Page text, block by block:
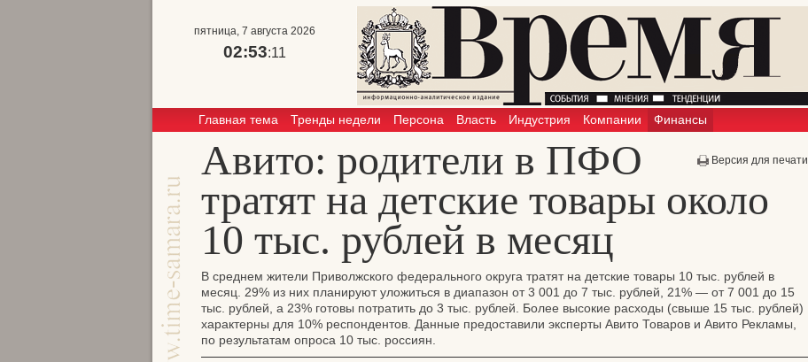
пятница, 7 августа 2026
02:53:11
Главная тема Тренды недели Персона Власть Индустрия Компании Финансы
Версия для печати
Авито: родители в ПФО
тратят на детские товары около
10 тыс. рублей в месяц
В среднем жители Приволжского федерального округа тратят на детские товары 10 тыс. рублей в
месяц. 29% из них планируют уложиться в диапазон от 3 001 до 7 тыс. рублей, 21% — от 7 001 до 15
тыс. рублей, а 23% готовы потратить до 3 тыс. рублей. Более высокие расходы (свыше 15 тыс. рублей)
характерны для 10% респондентов. Данные предоставили эксперты Авито Товаров и Авито Рекламы,
по результатам опроса 10 тыс. россиян.